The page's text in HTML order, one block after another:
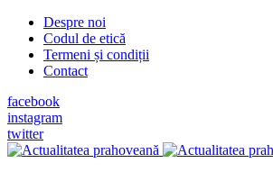
Despre noi
Codul de etică
Termeni și condiții
Contact
facebook
instagram
twitter